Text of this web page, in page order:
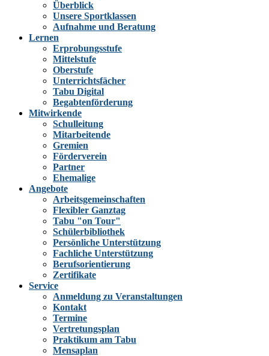
Überblick
Unsere Sportklassen
Aufnahme und Beratung
Lernen
Erprobungsstufe
Mittelstufe
Oberstufe
Unterrichtsfächer
Tabu Digital
Begabtenförderung
Mitwirkende
Schulleitung
Mitarbeitende
Gremien
Förderverein
Partner
Ehemalige
Angebote
Arbeitsgemeinschaften
Flexibler Ganztag
Tabu "on Tour"
Schülerbibliothek
Persönliche Unterstützung
Fachliche Unterstützung
Berufsorientierung
Zertifikate
Service
Anmeldung zu Veranstaltungen
Kontakt
Termine
Vertretungsplan
Praktikum am Tabu
Mensaplan